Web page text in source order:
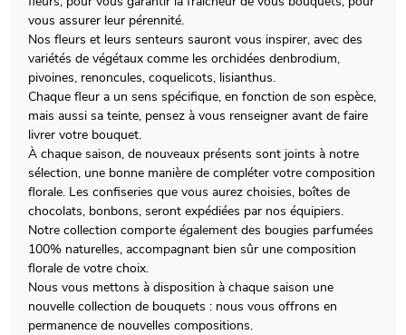
vous assurer leur pérennité.
Nos fleurs et leurs senteurs sauront vous inspirer, avec des
variétés de végétaux comme les orchidées denbrodium,
pivoines, renoncules, coquelicots, lisianthus.
Chaque fleur a un sens spécifique, en fonction de son espèce,
mais aussi sa teinte, pensez à vous renseigner avant de faire
livrer votre bouquet.
À chaque saison, de nouveaux présents sont joints à notre
sélection, une bonne manière de compléter votre composition
florale. Les confiseries que vous aurez choisies, boîtes de
chocolats, bonbons, seront expédiées par nos équipiers.
Notre collection comporte également des bougies parfumées
100% naturelles, accompagnant bien sûr une composition
florale de votre choix.
Nous vous mettons à disposition à chaque saison une
nouvelle collection de bouquets : nous vous offrons en
permanence de nouvelles compositions.